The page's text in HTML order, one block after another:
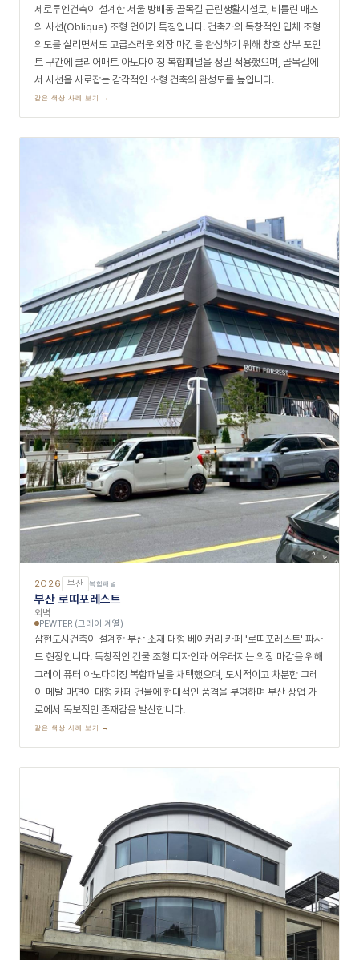
제로투엔건축이 설계한 서울 방배동 골목길 근린생활시설로, 비틀린 매스
의 사선(Oblique) 조형 언어가 특징입니다. 건축가의 독창적인 입체 조형
의도를 살리면서도 고급스러운 외장 마감을 완성하기 위해 창호 상부 포인
트 구간에 클리어매트 아노다이징 복합패널을 정밀 적용했으며, 골목길에
서 시선을 사로잡는 감각적인 소형 건축의 완성도를 높입니다.
같은 색상 사례 보기 →
2026 부산 복합패널
부산 로띠포레스트
외벽
PEWTER (그레이 계열)
삼현도시건축이 설계한 부산 소재 대형 베이커리 카페 '로띠포레스트' 파사
드 현장입니다. 독창적인 건물 조형 디자인과 어우러지는 외장 마감을 위해
그레이 퓨터 아노다이징 복합패널을 채택했으며, 도시적이고 차분한 그레
이 메탈 마면이 대형 카페 건물에 현대적인 품격을 부여하며 부산 상업 가
로에서 독보적인 존재감을 발산합니다.
같은 색상 사례 보기 →